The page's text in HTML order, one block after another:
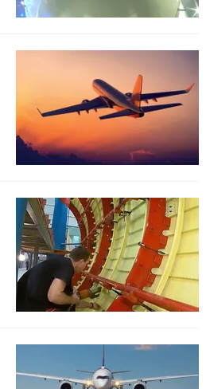
EMagazine
Photo
Infographic
Góc ảnh
Công nghệ
Hitech Công nghệ tương lai
Sản phẩm
Thị trường
Tư vấn